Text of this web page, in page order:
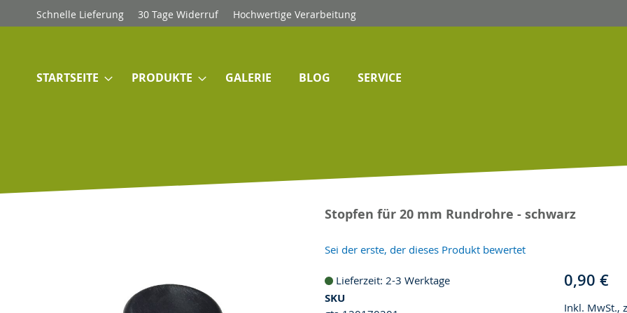
Direkt
zum
Schnelle Lieferung 30 Tage Widerruf Hochwertige Verarbeitung
STARTSEITE PRODUKTE GALERIE BLOG SERVICE
Stopfen für 20 mm Rundrohre - schwarz
Sei der erste, der dieses Produkt bewertet
Lieferzeit: 2-3 Werktage
SKU
0,90 €
Inkl. MwSt.,